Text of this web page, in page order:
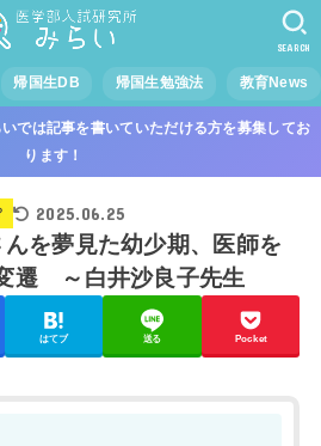
帰国生DB 帰国生勉強法 教育News
SEARCH
いでは記事を書いていただける方を募集してお
ります！
2025.06.25
んを夢見た幼少期、医師を
遷 ～白井沙良子先生
はてブ 送る Pocket